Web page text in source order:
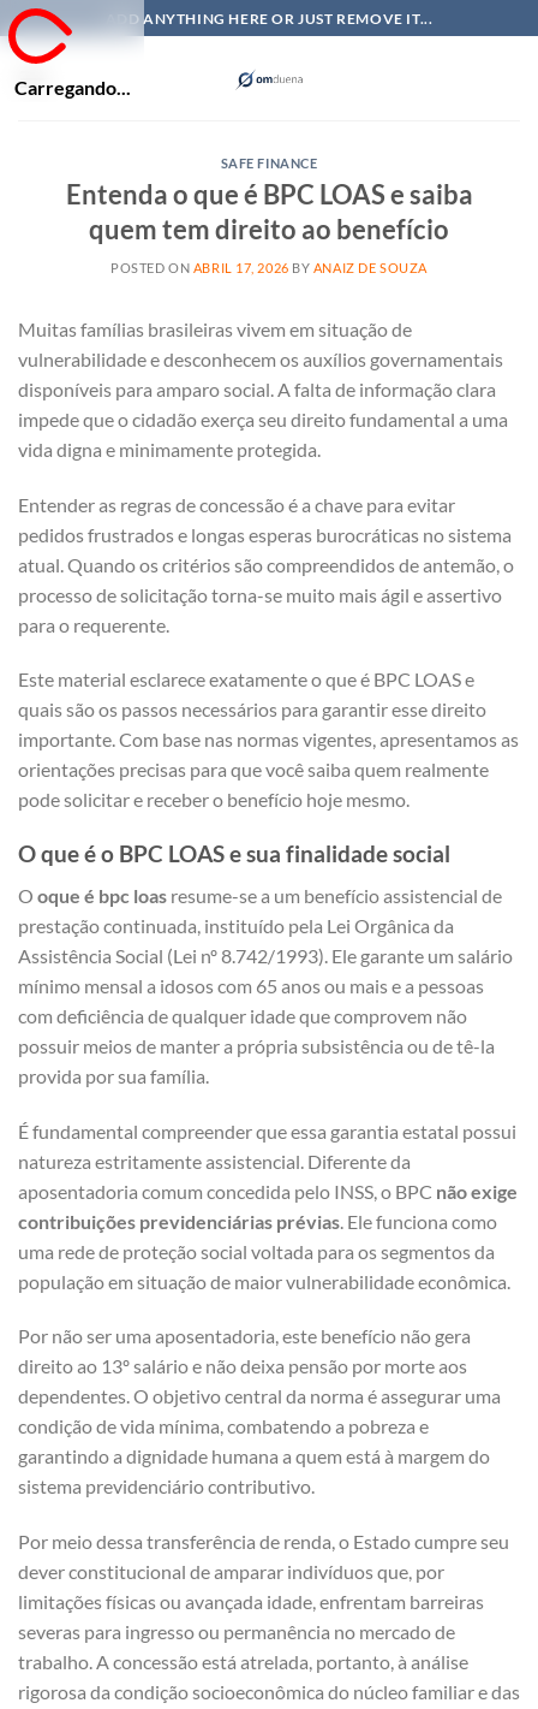
Carregando...
Skip
to
ADD ANYTHING HERE OR JUST REMOVE IT...
SAFE FINANCE
Entenda o que é BPC LOAS e saiba
quem tem direito ao benefício
POSTED ON ABRIL 17, 2026 BY ANAIZ DE SOUZA
Muitas famílias brasileiras vivem em situação de
vulnerabilidade e desconhecem os auxílios governamentais
disponíveis para amparo social. A falta de informação clara
impede que o cidadão exerça seu direito fundamental a uma
vida digna e minimamente protegida.
Entender as regras de concessão é a chave para evitar
pedidos frustrados e longas esperas burocráticas no sistema
atual. Quando os critérios são compreendidos de antemão, o
processo de solicitação torna-se muito mais ágil e assertivo
para o requerente.
Este material esclarece exatamente o que é BPC LOAS e
quais são os passos necessários para garantir esse direito
importante. Com base nas normas vigentes, apresentamos as
orientações precisas para que você saiba quem realmente
pode solicitar e receber o benefício hoje mesmo.
O que é o BPC LOAS e sua finalidade social
O oque é bpc loas resume-se a um benefício assistencial de
prestação continuada, instituído pela Lei Orgânica da
Assistência Social (Lei nº 8.742/1993). Ele garante um salário
mínimo mensal a idosos com 65 anos ou mais e a pessoas
com deficiência de qualquer idade que comprovem não
possuir meios de manter a própria subsistência ou de tê-la
provida por sua família.
É fundamental compreender que essa garantia estatal possui
natureza estritamente assistencial. Diferente da
aposentadoria comum concedida pelo INSS, o BPC não exige
contribuições previdenciárias prévias . Ele funciona como
uma rede de proteção social voltada para os segmentos da
população em situação de maior vulnerabilidade econômica.
Por não ser uma aposentadoria, este benefício não gera
direito ao 13º salário e não deixa pensão por morte aos
dependentes. O objetivo central da norma é assegurar uma
condição de vida mínima, combatendo a pobreza e
garantindo a dignidade humana a quem está à margem do
sistema previdenciário contributivo.
Por meio dessa transferência de renda, o Estado cumpre seu
dever constitucional de amparar indivíduos que, por
limitações físicas ou avançada idade, enfrentam barreiras
severas para ingresso ou permanência no mercado de
trabalho. A concessão está atrelada, portanto, à análise
rigorosa da condição socioeconômica do núcleo familiar e das